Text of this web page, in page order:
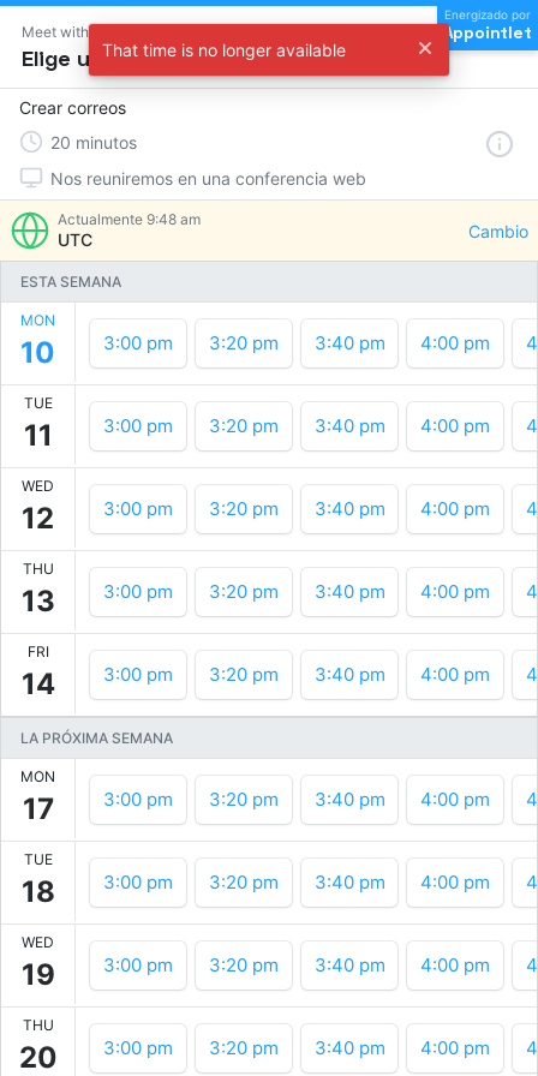
Meet with Iris Montaño
Elige una hora
Energizado por
Appointlet
Crear correos
20 minutos
Nos reuniremos en una conferencia web
Actualmente 9:48 am
UTC Cambio
ESTA SEMANA
MON
10 3:00 pm 3:20 pm 3:40 pm 4:00 pm
TUE
11 3:00 pm 3:20 pm 3:40 pm 4:00 pm
WED
12 3:00 pm 3:20 pm 3:40 pm 4:00 pm
THU
13 3:00 pm 3:20 pm 3:40 pm 4:00 pm
FRI
14 3:00 pm 3:20 pm 3:40 pm 4:00 pm
LA PRÓXIMA SEMANA
MON
17 3:00 pm 3:20 pm 3:40 pm 4:00 pm
TUE
18 3:00 pm 3:20 pm 3:40 pm 4:00 pm
WED
19 3:00 pm 3:20 pm 3:40 pm 4:00 pm
THU
20 3:00 pm 3:20 pm 3:40 pm 4:00 pm
That time is no longer available